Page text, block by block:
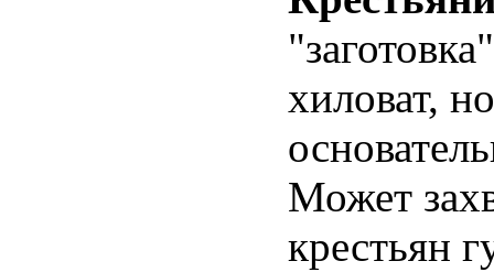
хиловат,
Может
крестьян